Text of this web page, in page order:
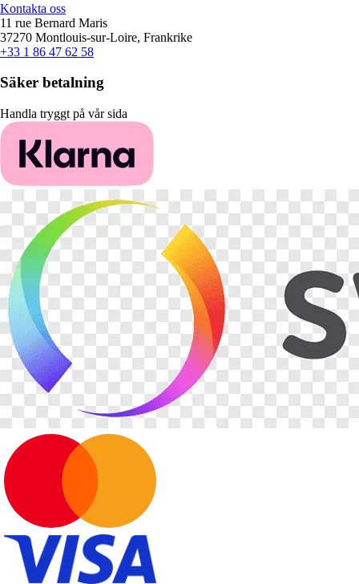
Kontakta oss
11 rue Bernard Maris
37270 Montlouis-sur-Loire, Frankrike
+33 1 86 47 62 58
Säker betalning
Handla tryggt på vår sida